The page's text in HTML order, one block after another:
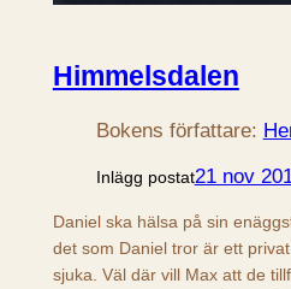
Himmelsdalen
Bokens författare:
Inlägg postat21 nov
Daniel ska hälsa på sin
det som Daniel tror är ett
sjuka. Väl där vill Max att de